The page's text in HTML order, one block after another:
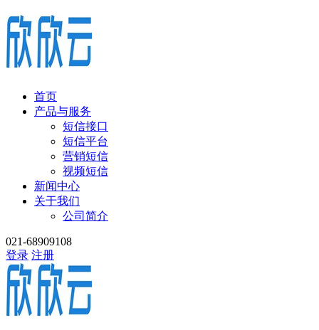
首页
产品与服务
短信接口
短信平台
营销短信
视频短信
新闻中心
关于我们
公司简介
021-68909108
登录 注册